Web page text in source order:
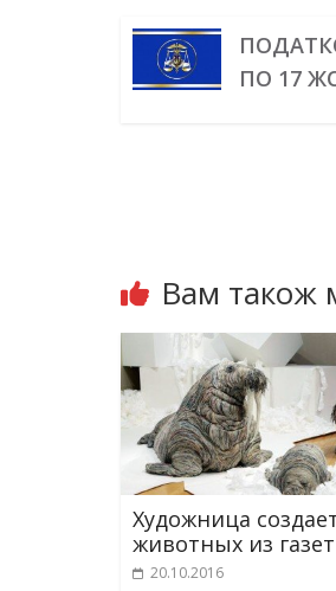
ПО 17
Вам також
Художница
животных из
20.10.2016